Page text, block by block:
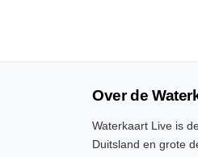
Over de
Waterkaart Live is
Duitsland en grote